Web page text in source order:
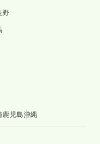
野
鹿児島沖縄